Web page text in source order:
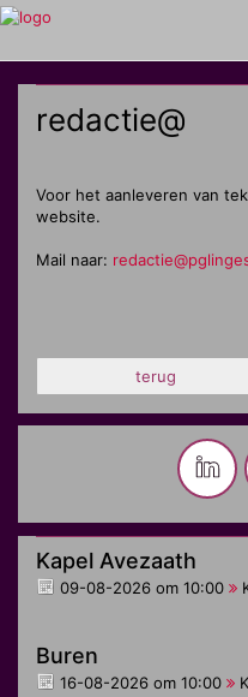
redactie@
Voor het aanleveren van
website.
Mail naar:
terug
Kapel Avezaath
09-08-2026 om 10:00
Buren
16-08-2026 om 10:00